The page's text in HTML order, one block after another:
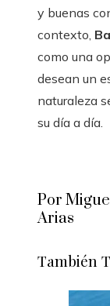
y buenas
contexto,
como una
desean un
naturaleza
su día a día.
Por
Arias
También